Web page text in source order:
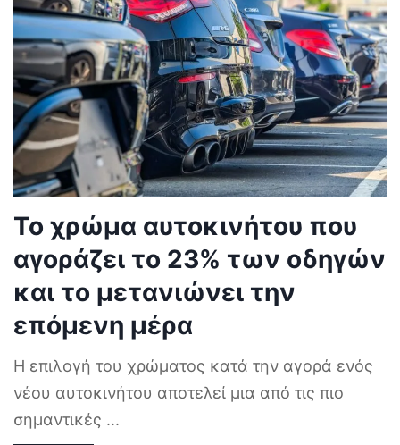
Το χρώμα αυτοκινήτου που
αγοράζει το 23% των οδηγών
και το μετανιώνει την
επόμενη μέρα
Η επιλογή του χρώματος κατά την αγορά ενός
νέου αυτοκινήτου αποτελεί μια από τις πιο
σημαντικές ...